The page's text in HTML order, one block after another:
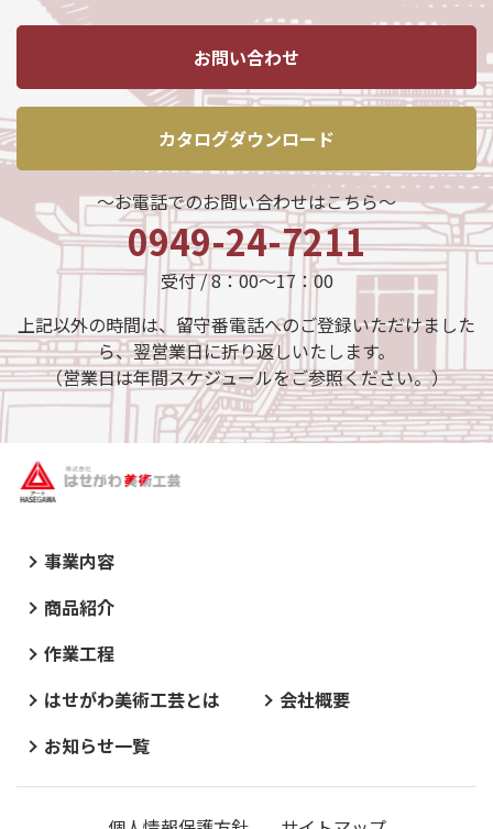
お問い合わせ
カタログダウンロード
～お電話でのお問い合わせはこちら～
0949-24-7211
受付 / 8：00～17：00
上記以外の時間は、留守番電話へのご登録いただけました
ら、翌営業日に折り返しいたします。
（営業日は年間スケジュールをご参照ください。）
事業内容
商品紹介
作業工程
はせがわ美術工芸とは
会社概要
お知らせ一覧